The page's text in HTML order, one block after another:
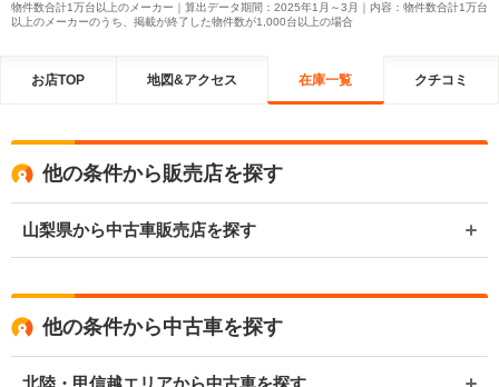
物件数合計1万台以上のメーカー｜算出データ期間：2025年1月～3月｜内容：物件数合計1万台
以上のメーカーのうち、掲載が終了した物件数が1,000台以上の場合
お店TOP 地図&アクセス 在庫一覧 クチコミ
他の条件から販売店を探す
山梨県から中古車販売店を探す
他の条件から中古車を探す
北陸・甲信越エリアから中古車を探す